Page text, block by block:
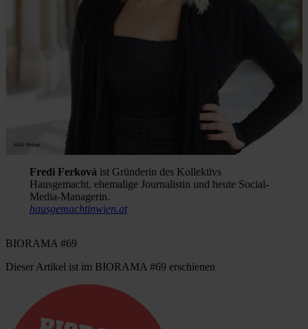
Fredi Ferkováist Gründerin des Kollektivs
Hausgemacht, ehemalige Journalistin und heute Social-
Media-Managerin.
hausgemachtinwien.at
BIORAMA #69
Dieser Artikel ist im BIORAMA #69 erschienen